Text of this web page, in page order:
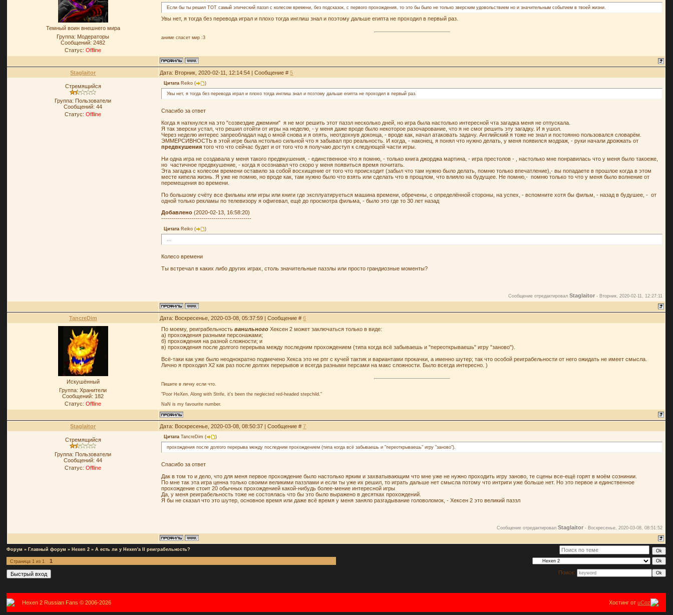
Темный воин внешнего мира
Группа: Модераторы
Сообщений:2482
Статус:Offline
Если бы ты решил ТОТ самый эпический паззл с колесом времени, без подсказок, с первого прохождения, то это бы было не только зверским удовольствием но и значительным событием в твоей жизни.
Увы нет, я тогда без перевода играл и плохо тогда инглиш знал и поэтому дальше египта не проходил в первый раз.
аниме спасет мир :3
Staglaitor Дата: Вторник, 2020-02-11, 12:14:54 | Сообщение #5
Стремящийся
Группа: Пользователи
Сообщений:44
Статус:Offline
Цитата Reiko ( )
Увы нет, я тогда без перевода играл и плохо тогда инглиш знал и поэтому дальше египта не проходил в первый раз.
Спасибо за ответ
Когда я наткнулся на это "созвездие джемини" я не мог решить этот паззл несколько дней, но игра была настолько интересной чта загадка меня не отпускала.
Я так зверски устал, что решил отойти от игры на неделю, - у меня даже вроде было некоторое разочарование, что я не смог решить эту загадку. И я ушол.
Через неделю интерес запреобладал над о мной снова и я опять, неотдохнув доконца, - вроде как, начал атаковать задачу. Английский я тоже не знал и постоянно пользовался словарём.
ЭММЕРСИВНОСТЬ в этой игре была нстолько сильной что я забывал про реальность. И когда, - наконец, я понял что нужно делать, у меня появился модраж, - руки начали дрожжать от
предвкушения того что что сейчас будет и от того что я получаю доступ к следующей части игры.
Ни одна игра не создавала у меня такого предвкушения, - единственное что я помню, - только книга джорджа мартина, - игра престолов - , настолько мне понравилась что у меня было такоеже,
но частичное предвкушение, - когда я осознавал что скоро у меня появиться время почитать.
Эта загадка с колесом времени оставило за собой восхищение от того что происходит (забыл что там нужно было делать, помню только впечатление),- вы попадаете в прошлое когда в этом
месте кипела жизнь. Я уже не помню, но вроде как, там нужно было что взять или сделать что в прощлом, что влияло на будущее. Не помню,- помню только то что у меня было волнение от
перемещения во времени.
По большому счёту все фильмы или игры или книги где эксплуатируеться машина времени, обречены, с определённой стороны, на успех, - вспомните хотя бы фильм, - назад в будушее, - от
одной только рекламы по телевизору я офигевал, ещё до просмотра фильма, - было это где то 30 лет назад
Добавлено (2020-02-13, 16:58:20)
---------------------------------------------
Цитата Reiko ( )
...
Колесо времени
Ты встречал в каких либо других играх, столь значительные паззлы или просто грандиозные моменты?
Сообщение отредактировалStaglaitor - Вторник, 2020-02-11, 12:27:11
TancreDim Дата: Воскресенье, 2020-03-08, 05:37:59 | Сообщение #6
Искушённый
Группа: Хранители
Сообщений: 182
Статус:Offline
По моему, реиграбельностьванильного Хексен 2 может заключаться только в виде:
а) прохождения разными персонажами;
б) прохождения на разной сложности; и
в) прохождения после долгого перерыва между последним прохождением (типа когда всё забываешь и "переоткрываешь" игру "заново").
Всё-таки как уже было неоднократно подмечено Хекса это не рпг с кучей тактик и вариантами прокачки, а именно шутер; так что особой реиграбельности от него ожидать не имеет смысла.
Лично я проходил Х2 как раз после долгих перерывов и всегда разными персами на макс сложности. Было всегда интересно. )
Пишите в личку если что.
"Poor HeXen. Along with Strife, it's been the neglected red-headed stepchild."
NaN is my favourite number.
Staglaitor Дата: Воскресенье, 2020-03-08, 08:50:37 | Сообщение #7
Стремящийся
Группа: Пользователи
Сообщений:44
Статус:Offline
Цитата TancreDim ( )
прохождения после долгого перерыва между последним прохождением (типа когда всё забываешь и "переоткрываешь" игру "заново").
Спасибо за ответ
Дак в том то и дело, что для меня первое прохождение было настолько ярким и захватывающим что мне уже не нужно проходить игру заново, те сцены все-ещё горят в моём сознинии.
По мне так эта игра ценна только своими великими паззлами и если ты уже их решил, то играть дальше нет смысла потому что интриги уже больше нет. Но это первое и единственное
прохождение стоит 20 обычных прохожденией какой-нибудь более-мение интересной игры
Да, у меня реиграбельность тоже не состоялась что бы это было выражено в десятках прохождений.
Я бы не сказал что это шутер, основное время или даже всё время у меня заняло разгадывание головоломок, - Хексен 2 это великий паззл
Сообщение отредактировалStaglaitor - Воскресенье, 2020-03-08, 08:51:52
Форум » Главный форум » Hexen 2 » А есть ли у Hexen'а II реиграбельность?
Страница 1 из 1
1
Поиск:
Hexen 2 Russian Fans © 2006-2026 Хостинг отuCoz